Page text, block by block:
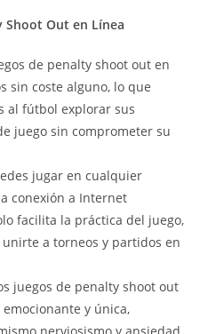
Shoot Out en Línea
de penalty shoot out en
sin coste alguno, lo que
al fútbol explorar sus
juego sin comprometer su
jugar en cualquier
conexión a Internet
facilita la práctica del juego,
a torneos y partidos en
juegos de penalty shoot out
y única,
nerviosismo y ansiedad